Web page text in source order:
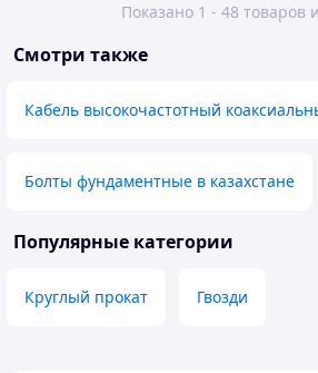
Показано 1 - 48 товаров
Смотри также
Кабель высокочастотный
Болты фундаментные в казахстане
Популярные категории
Круглый прокат Гвозди